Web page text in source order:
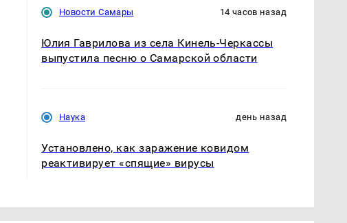
Новости Самары 14 часов назад
Юлия Гаврилова из села Кинель-Черкассы
выпустила песню о Самарской области
Наука день назад
Установлено, как заражение ковидом
реактивирует «спящие» вирусы